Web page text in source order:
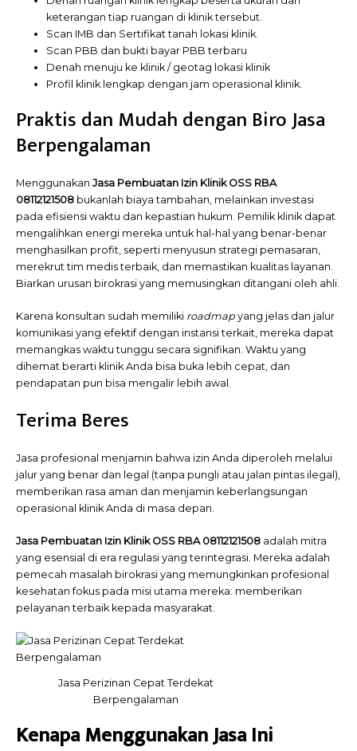
keterangan tiap ruangan di klinik tersebut.
Scan IMB dan Sertifikat tanah lokasi klinik.
Scan PBB dan bukti bayar PBB terbaru
Denah menuju ke klinik / geotag lokasi klinik
Profil klinik lengkap dengan jam operasional klinik.
Praktis dan Mudah dengan Biro Jasa
Berpengalaman
Menggunakan Jasa Pembuatan Izin Klinik OSS RBA
08112121508 bukanlah biaya tambahan, melainkan investasi
pada efisiensi waktu dan kepastian hukum. Pemilik klinik dapat
mengalihkan energi mereka untuk hal-hal yang benar-benar
menghasilkan profit, seperti menyusun strategi pemasaran,
merekrut tim medis terbaik, dan memastikan kualitas layanan.
Biarkan urusan birokrasi yang memusingkan ditangani oleh ahli.
Karena konsultan sudah memiliki roadmap yang jelas dan jalur
komunikasi yang efektif dengan instansi terkait, mereka dapat
memangkas waktu tunggu secara signifikan. Waktu yang
dihemat berarti klinik Anda bisa buka lebih cepat, dan
pendapatan pun bisa mengalir lebih awal.
Terima Beres
Jasa profesional menjamin bahwa izin Anda diperoleh melalui
jalur yang benar dan legal (tanpa pungli atau jalan pintas ilegal),
memberikan rasa aman dan menjamin keberlangsungan
operasional klinik Anda di masa depan.
Jasa Pembuatan Izin Klinik OSS RBA 08112121508 adalah mitra
yang esensial di era regulasi yang terintegrasi. Mereka adalah
pemecah masalah birokrasi yang memungkinkan profesional
kesehatan fokus pada misi utama mereka: memberikan
pelayanan terbaik kepada masyarakat.
Jasa Perizinan Cepat Terdekat
Berpengalaman
Kenapa Menggunakan Jasa Ini